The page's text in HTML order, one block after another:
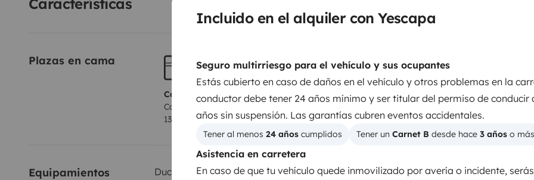
Incluido en el alquiler con Yescapa
Seguro multirriesgo para el vehículo y sus ocupantes
Estás cubierto en caso de daños en el vehículo y otros problemas en la
conductor debe tener 24 años mínimo y ser titular del permiso de conducir
años sin suspensión. Las garantías cubren eventos accidentales.
Tener al menos 24 años cumplidos Tener un Carnet B desde hace 3 años o más
Asistencia en carretera
En caso de que tu vehículo quede inmovilizado por avería o incidente,
Plazas en cama
Camas 1
Cama transversal
130x180 cm
Equipamientos Ducha interior
Nevera